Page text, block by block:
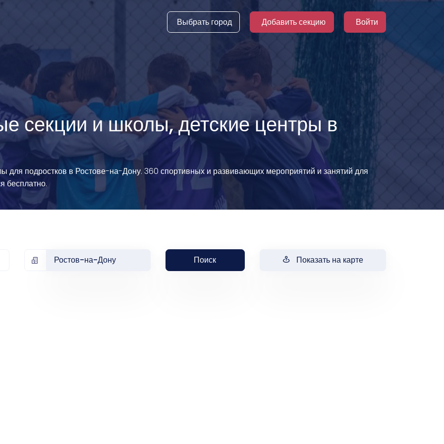
виды
виды спорта
Выбрать город Добавить секцию Войти
секции и школы, детские центры в
для подростков в Ростове-на-Дону. 360 спортивных и развивающих мероприятий и занятий для
бесплатно.
Ростов-на-Дону Поиск Показать на карте